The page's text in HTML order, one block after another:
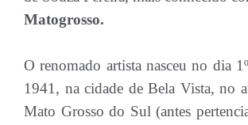
Matogrosso.
O renomado artista nasceu no dia
1941, na cidade de Bela Vista, no
Mato Grosso do Sul (antes